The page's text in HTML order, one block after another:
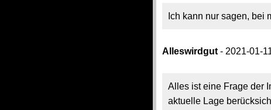
Ich kann nur sagen, bei
Alleswirdgut - 2021-01-
Alles ist eine Frage der
aktuelle Lage